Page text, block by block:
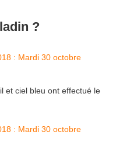
?
et ciel bleu ont effectué le